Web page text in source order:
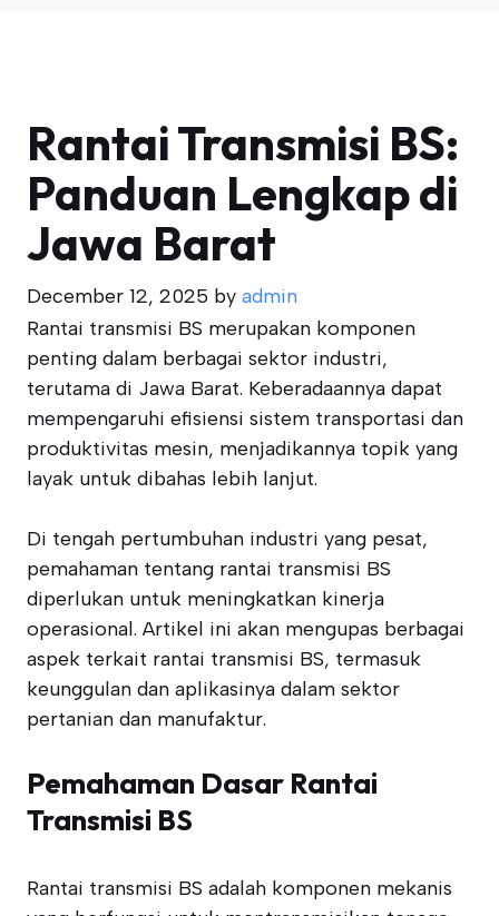
Rantai Transmisi BS:
Panduan Lengkap di
Jawa Barat
December 12, 2025 by admin
Rantai transmisi BS merupakan komponen
penting dalam berbagai sektor industri,
terutama di Jawa Barat. Keberadaannya dapat
mempengaruhi efisiensi sistem transportasi dan
produktivitas mesin, menjadikannya topik yang
layak untuk dibahas lebih lanjut.
Di tengah pertumbuhan industri yang pesat,
pemahaman tentang rantai transmisi BS
diperlukan untuk meningkatkan kinerja
operasional. Artikel ini akan mengupas berbagai
aspek terkait rantai transmisi BS, termasuk
keunggulan dan aplikasinya dalam sektor
pertanian dan manufaktur.
Pemahaman Dasar Rantai
Transmisi BS
Rantai transmisi BS adalah komponen mekanis